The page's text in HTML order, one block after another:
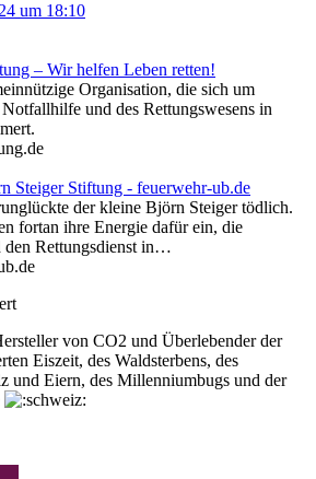
um 18:10
– Wir helfen Leben retten!
Organisation, die sich um
Notfallhilfe und des Rettungswesens in
Steiger Stiftung - feuerwehr-ub.de
der kleine Björn Steiger tödlich.
fortan ihre Energie dafür ein, die
Rettungsdienst in…
von CO2 und Überlebender der
Eiszeit, des Waldsterbens, des
und Eiern, des Millenniumbugs und der